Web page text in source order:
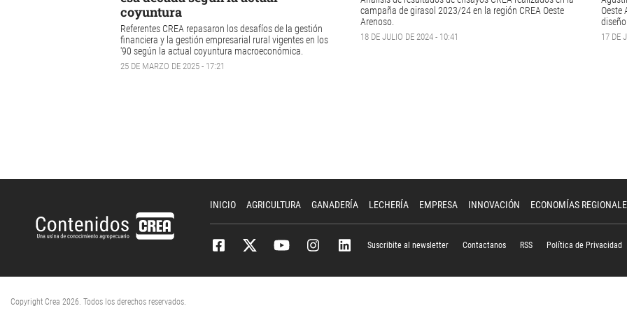
coyuntura
Referentes CREA repasaron los desafíos de la gestión
financiera y la gestión empresarial rural vigentes en los
'90 según la actual coyuntura macroeconómica.
25 DE MARZO DE 2025 - 17:21
campaña de girasol 2023/24 en la región CREA Oeste
Arenoso.
18 DE JULIO DE 2024 - 10:41
Oeste
17 DE
INICIO AGRICULTURA GANADERÍA LECHERÍA EMPRESA INNOVACIÓN ECONOMÍAS
Suscribite al newsletter Contactanos RSS Política de Privacidad
Copyright Crea 2026. Todos los derechos reservados.